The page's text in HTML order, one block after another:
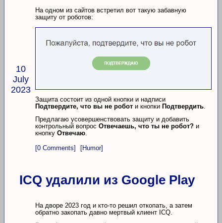
10
July
2023
На одном из сайтов встретил вот такую забавную
защиту от роботов:
Защита состоит из одной кнопки и надписи
Подтвердите, что вы не робот и кнопки Подтвердить
Предлагаю усовершенствовать защиту и добавить
контрольный вопрос Отвечаешь, что ты не робот? и
кнопку Отвечаю.
[0 Comments]
[Humor]
ICQ удалили из Google Play
На дворе 2023 год и кто-то решил откопать, а затем
обратно закопать давно мертвый клиент ICQ.